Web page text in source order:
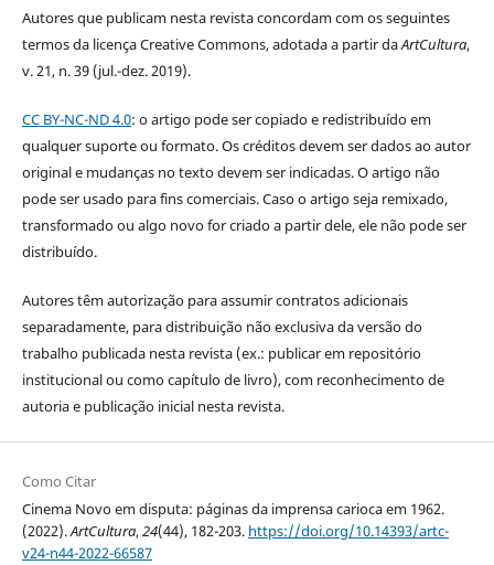
Autores que publicam nesta revista concordam com os seguintes
termos da licença Creative Commons, adotada a partir daArtCultura,
v. 21, n. 39 (jul.-dez. 2019).
CC BY-NC-ND 4.0: o artigo pode ser copiado e redistribuído em
qualquer suporte ou formato. Os créditos devem ser dados ao autor
original e mudanças no texto devem ser indicadas. O artigo não
pode ser usado para fins comerciais. Caso o artigo seja remixado,
transformado ou algo novo for criado a partir dele, ele não pode ser
distribuído.
Autores têm autorização para assumir contratos adicionais
separadamente, para distribuição não exclusiva da versão do
trabalho publicada nesta revista (ex.: publicar em repositório
institucional ou como capítulo de livro), com reconhecimento de
autoria e publicação inicial nesta revista.
Como Citar
Cinema Novo em disputa: páginas da imprensa carioca em 1962.
(2022).ArtCultura,24(44), 182-203. https://doi.org/10.14393/artc-
v24-n44-2022-66587